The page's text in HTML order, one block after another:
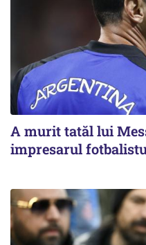
A murit tatăl lui
impresarul